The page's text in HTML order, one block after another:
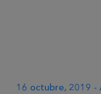
16 octubre, 2019 -